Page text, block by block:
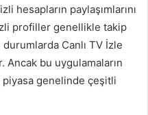
hesapların paylaşımlarını
profiller genellikle takip
Canlı TV İzle
Ancak bu uygulamaların
genelinde çeşitli